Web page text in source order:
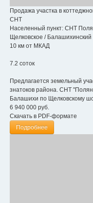
Продажа участка в
СНТ
Населенный пункт: СНТ
Щелковское / Балашихинский
10 км от МКАД
7.2 соток
Предлагается земельный
знатоков района. СНТ
Балашихи по Щелковскому
6 940 000 руб.
Скачать в PDF-формате
Подробнее